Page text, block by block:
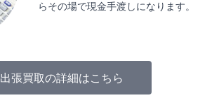
らその場で現金手渡しになります。
出張買取の詳細はこちら